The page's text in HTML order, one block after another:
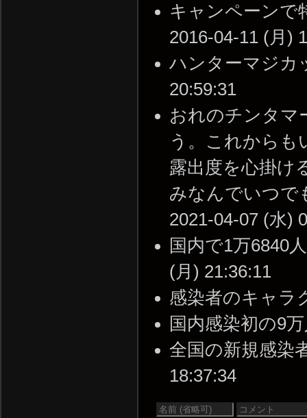
キャンペーンで
2016-04-11 (月)
ハンターマジカ
20:59:31
おれのチンタマ
う。これからも
露出度を心掛け
みなんでいつで
2021-04-07 (水)
国内で1万6840
(月) 21:36:11
感染者のキャラ
国内感染初の9
全国の新規感染
18:37:34